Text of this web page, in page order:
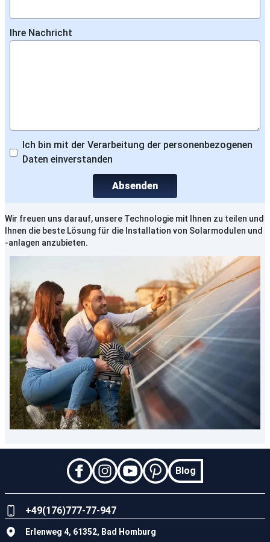
Wir freuen uns darauf, unsere Technologie mit Ihnen zu teilen und
Ihnen die beste Lösung für die Installation von Solarmodulen und
-anlagen anzubieten.
Ihre Nachricht
Ich bin mit der Verarbeitung der personenbezogenen
Daten einverstanden
Absenden
Blog
+49(176)777-77-947
Erlenweg 4, 61352, Bad Homburg